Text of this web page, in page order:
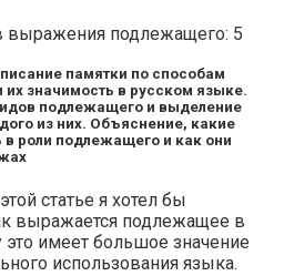
памятки по способам
значимость в русском языке.
подлежащего и выделение
из них. Объяснение, какие
в роли подлежащего и как они
статье я хотел бы
выражается подлежащее в
имеет большое значение
использования языка.